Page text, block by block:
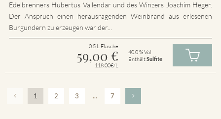
Edelbrenners Hubertus Vallendar und des Winzers Joachim Heger.
Der Anspruch einen herausragenden Weinbrand aus erlesenen
Burgundern zu erzeugen war der...
0.5 L Flasche
59,00 €
118.00€/L
40.0 % Vol
EnthältSulfite
1 2 3 ... 7